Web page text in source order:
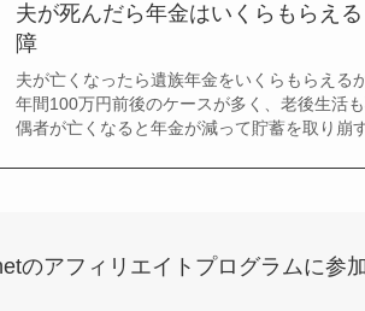
夫が死んだら年金はいくらもらえ
障
夫が亡くなったら遺族年金をいくらもらえる
年間100万円前後のケースが多く、老後生活
偶者が亡くなると年金が減って貯蓄を取り崩
のアフィリエイトプログラムに参